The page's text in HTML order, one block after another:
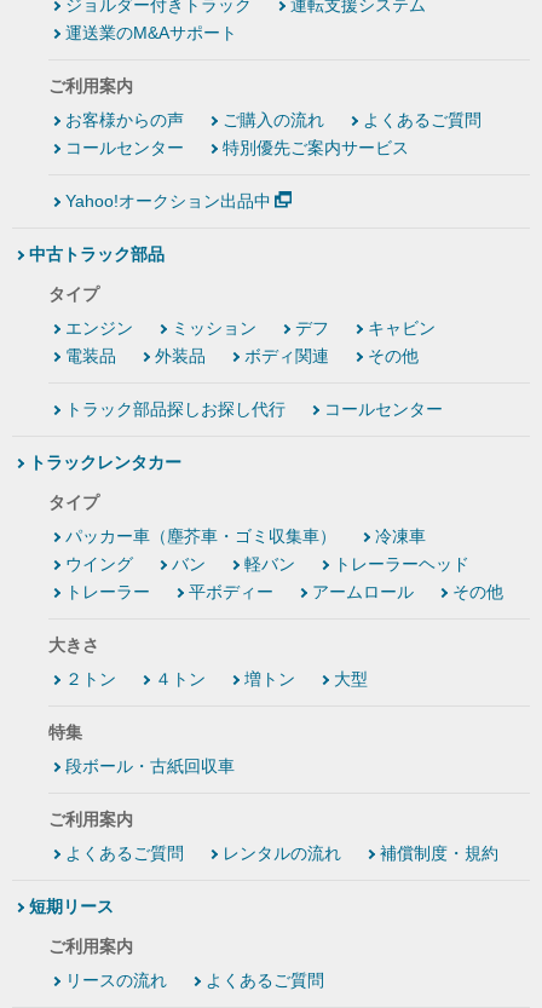
ジョルダー付きトラック
運転支援システム
運送業のM&Aサポート
ご利用案内
お客様からの声
ご購入の流れ
よくあるご質問
コールセンター
特別優先ご案内サービス
Yahoo!オークション出品中
中古トラック部品
タイプ
エンジン
ミッション デフ
キャビン
電装品
外装品 ボディ関連 その他
トラック部品探しお探し代行 コールセンター
トラックレンタカー
タイプ
パッカー車（塵芥車・ゴミ収集車）
冷凍車
ウイング
バン 軽バン
トレーラーヘッド
トレーラー
平ボディー アームロール その他
大きさ
２トン
４トン 増トン 大型
特集
段ボール・古紙回収車
ご利用案内
よくあるご質問
レンタルの流れ 補償制度・規約
短期リース
ご利用案内
リースの流れ
よくあるご質問